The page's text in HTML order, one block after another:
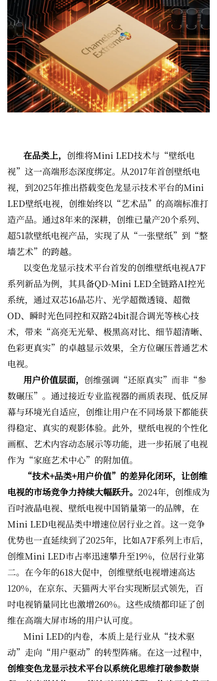
在品类上， 创维将Mini LED技术与“壁纸电
视”这一高端形态深度绑定。从2017年首创壁纸电
视，到2025年推出搭载变色龙显示技术平台的Mini
LED壁纸电视，创维始终以“艺术品”的高端标准打
造产品。通过8年来的深耕，创维已量产20个系列、
超51款壁纸电视产品，实现了从“一张壁纸”到“整
墙艺术”的跨越。
以变色龙显示技术平台首发的创维壁纸电视A7F
系列新品为例，其具备QD-Mini LED全链路AI控光
系统，通过双芯16晶芯片、光学超微透镜、超微
OD、瞬时光色同控和双路24bit混合调光等核心技
术，带来“高亮无光晕、极黑高对比、细节超清晰、
色彩更真实”的卓越显示效果，全方位碾压普通艺术
电视。
用户价值层面， 创维强调“还原真实”而非“参
数碾压”。通过接近专业监视器的画质表现、低反屏
幕与环境光自适应，创维让用户在不同场景下都能获
得稳定、真实的观影体验。此外，壁纸电视的个性化
画框、艺术内容动态展示等功能，进一步拓展了电视
作为“家庭艺术中心”的附加值。
“技术+品类+用户价值”的差异化闭环，让创维
电视的市场竞争力持续大幅跃升。 2024年，创维成为
百吋液晶电视、壁纸电视中国销量第一的品牌，在
Mini LED电视品类中增速位居行业之首。这一竞争
优势也一直延续到了2025年，比如A7F系列上市后，
创维Mini LED市占率迅速攀升至19%，位居行业第
二。在今年的618大促中，创维壁纸电视增速高达
120%，在京东、天猫两大平台实现断层式领先，百
吋电视销量同比也激增260%。这些成绩都印证了创
维在高端大屏市场的用户认可度。
Mini LED的内卷，本质上是行业从“技术驱
动”走向“用户驱动”的转型阵痛。在这一过程中，
创维变色龙显示技术平台以系统化思维打破参数崇